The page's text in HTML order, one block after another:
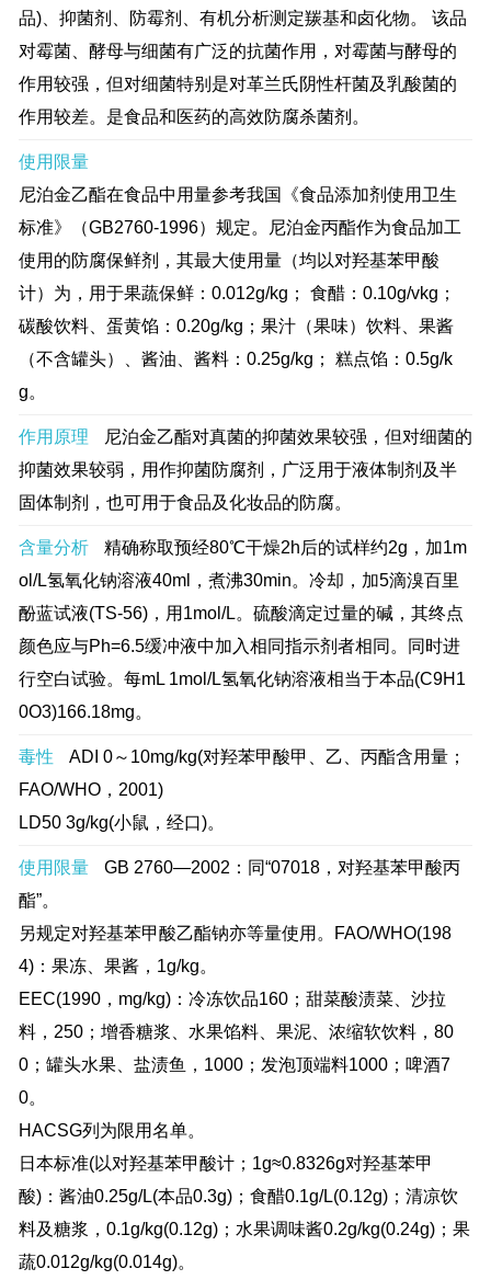
品)、抑菌剂、防霉剂、有机分析测定羰基和卤化物。 该品
对霉菌、酵母与细菌有广泛的抗菌作用，对霉菌与酵母的
作用较强，但对细菌特别是对革兰氏阴性杆菌及乳酸菌的
作用较差。是食品和医药的高效防腐杀菌剂。
使用限量
尼泊金乙酯在食品中用量参考我国《食品添加剂使用卫生
标准》（GB2760-1996）规定。尼泊金丙酯作为食品加工
使用的防腐保鲜剂，其最大使用量（均以对羟基苯甲酸
计）为，用于果蔬保鲜：0.012g/kg； 食醋：0.10g/vkg；
碳酸饮料、蛋黄馅：0.20g/kg；果汁（果味）饮料、果酱
（不含罐头）、酱油、酱料：0.25g/kg； 糕点馅：0.5g/k
g。
作用原理
尼泊金乙酯对真菌的抑菌效果较强，但对细菌的
抑菌效果较弱，用作抑菌防腐剂，广泛用于液体制剂及半
固体制剂，也可用于食品及化妆品的防腐。
含量分析
精确称取预经80℃干燥2h后的试样约2g，加1m
ol/L氢氧化钠溶液40ml，煮沸30min。冷却，加5滴溴百里
酚蓝试液(TS-56)，用1mol/L。硫酸滴定过量的碱，其终点
颜色应与Ph=6.5缓冲液中加入相同指示剂者相同。同时进
行空白试验。每mL 1mol/L氢氧化钠溶液相当于本品(C9H1
0O3)166.18mg。
毒性
ADI 0～10mg/kg(对羟苯甲酸甲、乙、丙酯含用量；
FAO/WHO，2001)
LD50 3g/kg(小鼠，经口)。
使用限量
GB 2760—2002：同“07018，对羟基苯甲酸丙
酯”。
另规定对羟基苯甲酸乙酯钠亦等量使用。FAO/WHO(198
4)：果冻、果酱，1g/kg。
EEC(1990，mg/kg)：冷冻饮品160；甜菜酸渍菜、沙拉
料，250；增香糖浆、水果馅料、果泥、浓缩软饮料，80
0；罐头水果、盐渍鱼，1000；发泡顶端料1000；啤酒7
0。
HACSG列为限用名单。
日本标准(以对羟基苯甲酸计；1g≈0.8326g对羟基苯甲
酸)：酱油0.25g/L(本品0.3g)；食醋0.1g/L(0.12g)；清凉饮
料及糖浆，0.1g/kg(0.12g)；水果调味酱0.2g/kg(0.24g)；果
蔬0.012g/kg(0.014g)。